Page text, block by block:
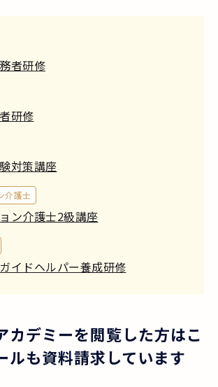
者研修
研修
対策講座
介護士
ン介護士2級講座
イドヘルパー養成研修
カデミーを閲覧した方はこ
ルも資料請求しています